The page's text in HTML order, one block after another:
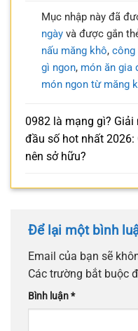
Mục nhập này đã
ngàyvà được gắn
nấu măng khô, công
gì ngon, món ăn gia
món ngon từ măng
0982 là mạng gì? Giải
đầu số hot nhất 2026:
nên sở hữu?
Để lại một bình
Email của bạn sẽ
Các trường bắt buộc
Bình luận*